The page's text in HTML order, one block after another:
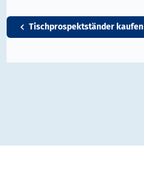
Tischprospektständer kaufen